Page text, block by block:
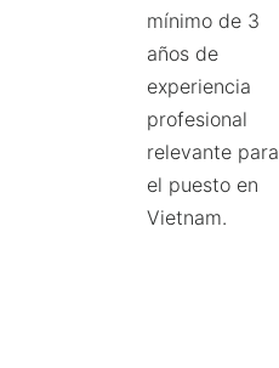
mínimo de 3
años de
experiencia
profesional
relevante para
el puesto en
Vietnam.